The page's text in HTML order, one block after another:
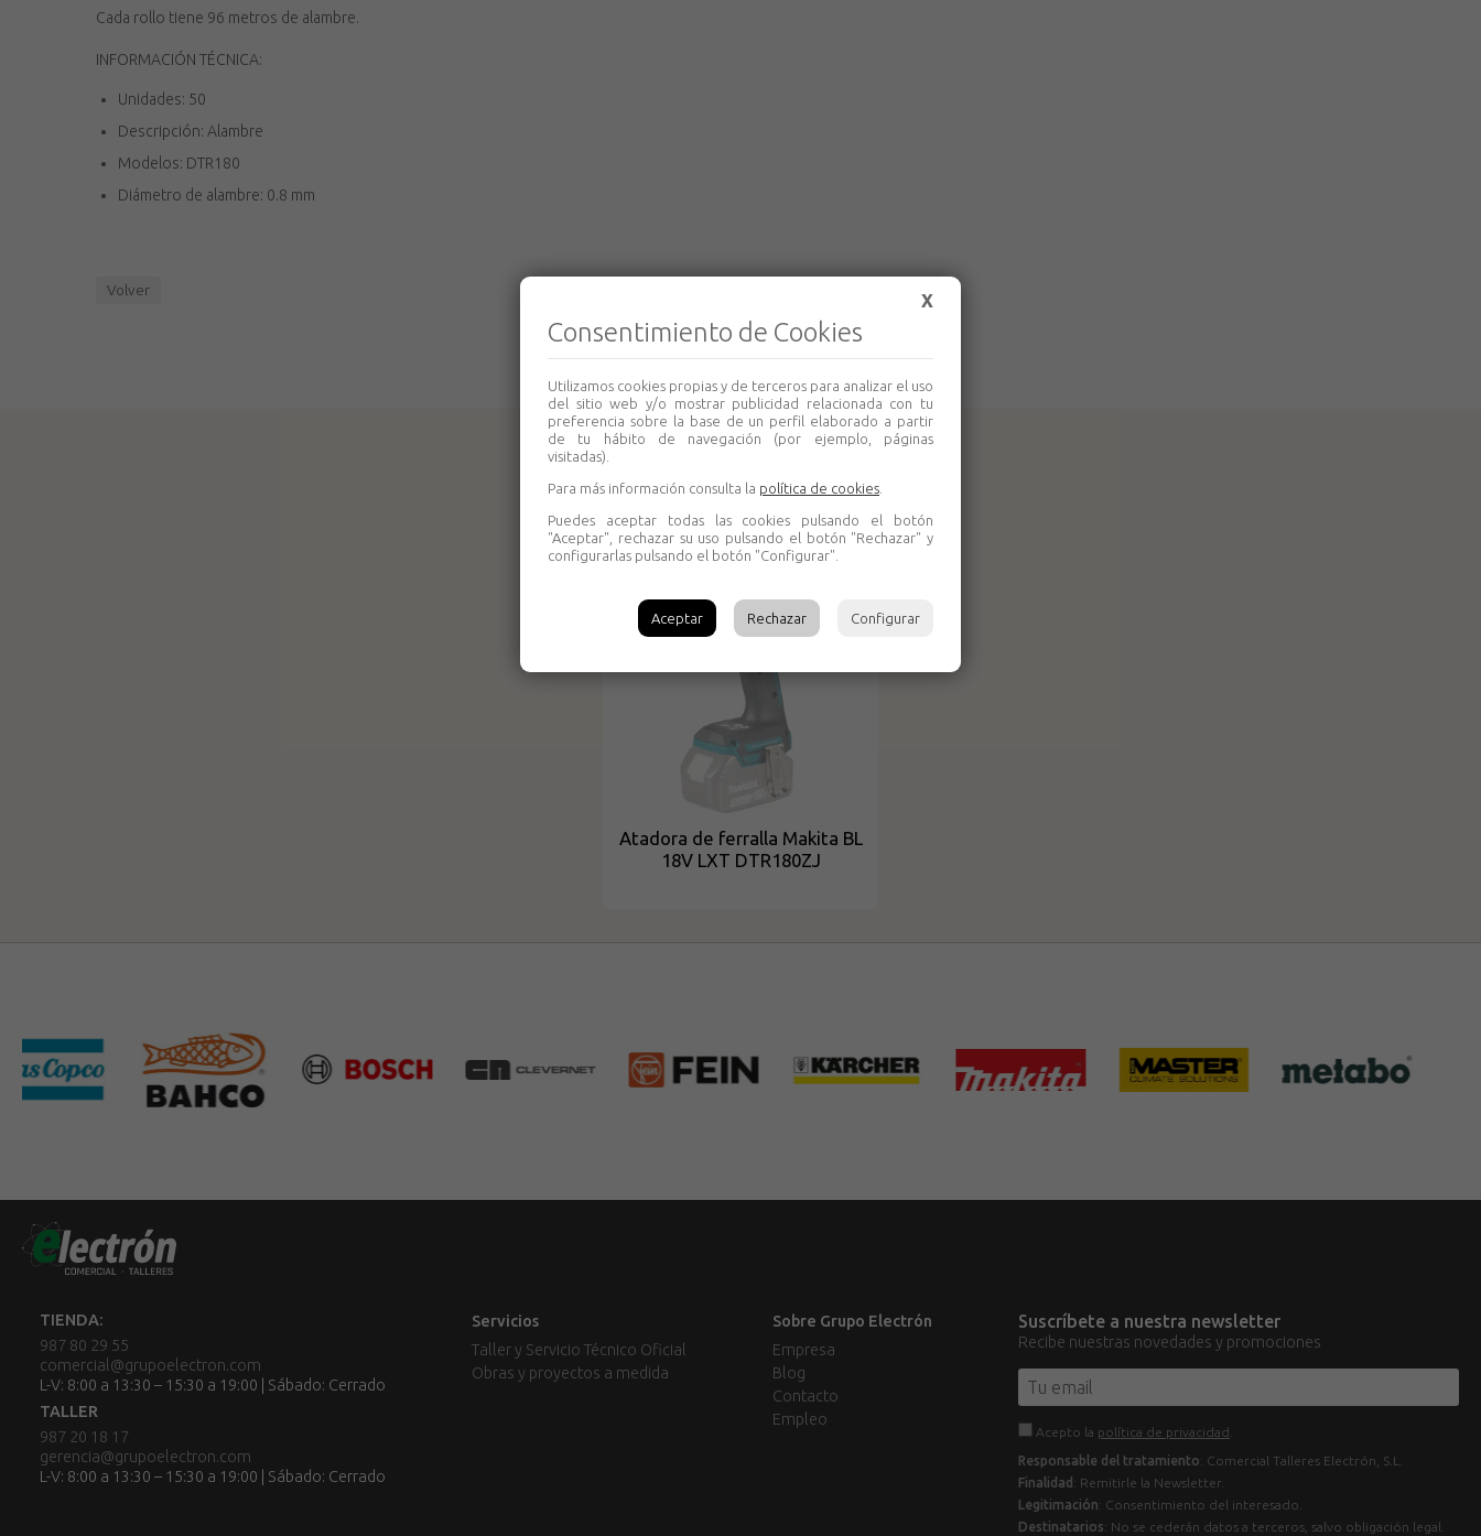
Cada rollo tiene 96 metros de alambre.
INFORMACIÓN TÉCNICA:
Unidades: 50
Descripción: Alambre
Modelos: DTR180
Diámetro de alambre: 0.8 mm
Volver
Productos relacionados
Atadora de ferralla Makita BL
18V LXT DTR180ZJ
TIENDA:
987 80 29 55
comercial@grupoelectron.com
L-V: 8:00 a 13:30 – 15:30 a 19:00 | Sábado: Cerrado
TALLER
987 20 18 17
gerencia@grupoelectron.com
L-V: 8:00 a 13:30 – 15:30 a 19:00 | Sábado: Cerrado
Servicios
Taller y Servicio Técnico Oficial
Obras y proyectos a medida
Sobre Grupo Electrón
Empresa
Blog
Contacto
Empleo
Suscríbete a nuestra newsletter
Recibe nuestras novedades y promociones
Acepto la política de privacidad
Responsable del tratamiento: Comercial Talleres Electrón, S.L.
Finalidad : Remitirle la Newsletter.
Legitimación: Consentimiento del interesado.
Destinatarios: No se cederán datos a terceros, salvo obligación legal.
X
Consentimiento de Cookies
Utilizamos cookies propias y de terceros para analizar el uso
del sitio web y/o mostrar publicidad relacionada con tu
preferencia sobre la base de un perfil elaborado a partir
de tu hábito de navegación (por ejemplo, páginas
visitadas).
Para más información consulta la política de cookies
Puedes aceptar todas las cookies pulsando el botón
"Aceptar", rechazar su uso pulsando el botón "Rechazar" y
configurarlas pulsando el botón "Configurar".
Aceptar Rechazar Configurar